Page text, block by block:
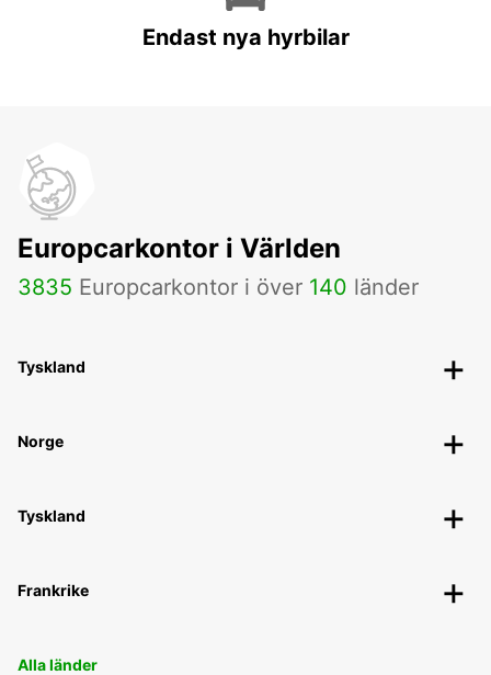
Endast nya hyrbilar
Europcarkontor i Världen
3835 Europcarkontor i över 140 länder
Tyskland
Norge
Tyskland
Frankrike
Alla länder